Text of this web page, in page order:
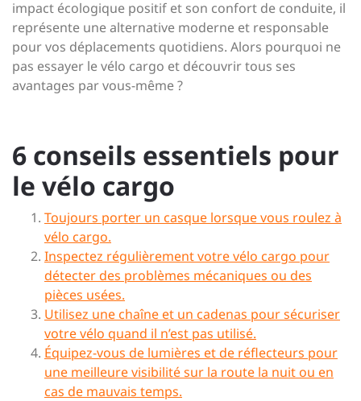
impact écologique positif et son confort de conduite, il
représente une alternative moderne et responsable
pour vos déplacements quotidiens. Alors pourquoi ne
pas essayer le vélo cargo et découvrir tous ses
avantages par vous-même ?
6 conseils essentiels pour
le vélo cargo
Toujours porter un casque lorsque vous roulez à
vélo cargo.
Inspectez régulièrement votre vélo cargo pour
détecter des problèmes mécaniques ou des
pièces usées.
Utilisez une chaîne et un cadenas pour sécuriser
votre vélo quand il n’est pas utilisé.
Équipez-vous de lumières et de réflecteurs pour
une meilleure visibilité sur la route la nuit ou en
cas de mauvais temps.